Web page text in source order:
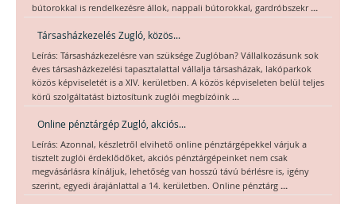
bútorokkal is rendelkezésre állok, nappali bútorokkal, gardróbszekr ...
Társasházkezelés Zugló, közös...
Leírás: Társasházkezelésre van szüksége Zuglóban? Vállalkozásunk sok
éves társasházkezelési tapasztalattal vállalja társasházak, lakóparkok
közös képviseletét is a XIV. kerületben. A közös képviseleten belül teljes
körű szolgáltatást biztosítunk zuglói megbízóink ...
Online pénztárgép Zugló, akciós...
Leírás: Azonnal, készletről elvihető online pénztárgépekkel várjuk a
tisztelt zuglói érdeklődőket, akciós pénztárgépeinket nem csak
megvásárlásra kínáljuk, lehetőség van hosszú távú bérlésre is, igény
szerint, egyedi árajánlattal a 14. kerületben. Online pénztárg ...